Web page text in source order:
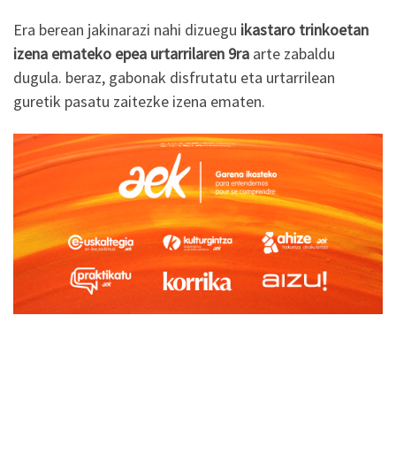
Era berean jakinarazi nahi dizuegu ikastaro trinkoetan
izena emateko epea urtarrilaren 9ra arte zabaldu
dugula. beraz, gabonak disfrutatu eta urtarrilean
guretik pasatu zaitezke izena ematen.